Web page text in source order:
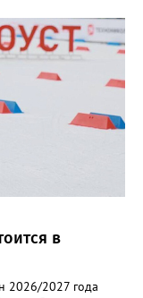
Екатерины
Миасса
Ещё одну
турнира
в
2026/2027 года